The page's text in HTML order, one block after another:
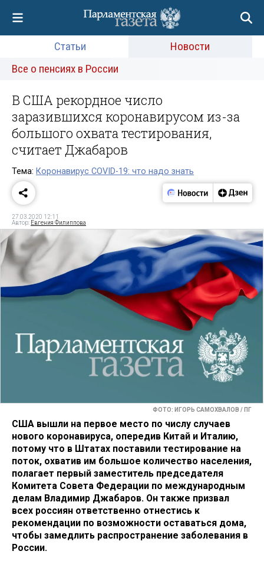
Статьи
Новости
Все о пенсиях в России
В США рекордное число
заразившихся коронавирусом из-за
большого охвата тестирования,
считает Джабаров
Тема: Коронавирус COVID-19: что надо знать
27.03.2020 12:11
Автор: Евгения Филиппова
ФОТО: ИГОРЬ САМОХВАЛОВ / ПГ
США вышли на первое место по числу случаев
нового коронавируса, опередив Китай и Италию,
потому что в Штатах поставили тестирование на
поток, охватив им большое количество населения,
полагает первый заместитель председателя
Комитета Совета Федерации по международным
делам Владимир Джабаров. Он также призвал
всех россиян ответственно отнестись к
рекомендации по возможности оставаться дома,
чтобы замедлить распространение заболевания в
России.